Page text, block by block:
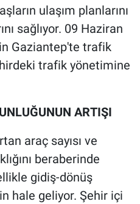
ulaşım planlarını
sağlıyor. 09 Haziran
Gaziantep'te trafik
trafik yönetimine
ARTIŞI
araç sayısı ve
beraberinde
gidiş-dönüş
hale geliyor. Şehir içi